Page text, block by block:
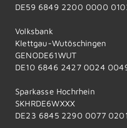
DE59 6849 2200 0000
Volksbank
Klettgau-Wutöschingen
GENODE61WUT
DE10 6846 2427 0024
Sparkasse Hochrhein
SKHRDE6WXXX
DE23 6845 2290 0077